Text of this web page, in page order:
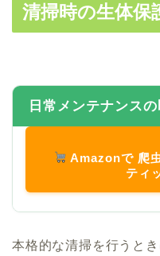
清掃時の生体保
日常メンテナンス
Amazonで 爬
ティ
本格的な清掃を行うと